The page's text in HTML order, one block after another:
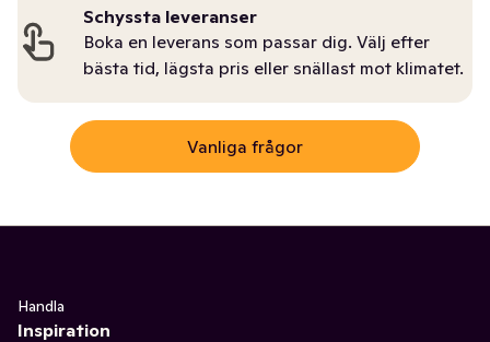
Schyssta leveranser
Boka en leverans som passar dig. Välj efter
bästa tid, lägsta pris eller snällast mot klimatet.
Vanliga frågor
Handla
Inspiration